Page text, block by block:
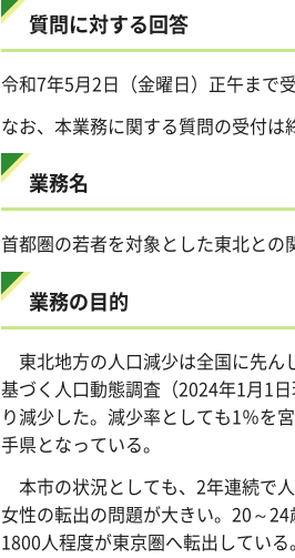
質問に対する回答
令和7年5月2日（金曜日）正午まで
なお、本業務に関する質問の受付は
業務名
首都圏の若者を対象とした東北との
業務の目的
東北地方の人口減少は全国に先ん
基づく人口動態調査（2024年1月1
り減少した。減少率としても1％を
手県となっている。
本市の状況としても、2年連続で
女性の転出の問題が大きい。20～
1800人程度が東京圏へ転出している。